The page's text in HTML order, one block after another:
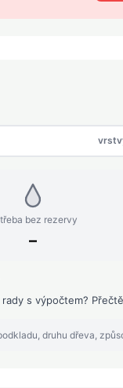
bez rezervy
–
s výpočtem?
druhu dřeva,